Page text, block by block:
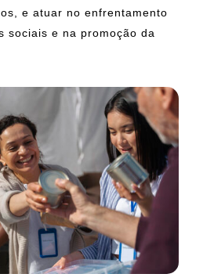
e atuar no enfrentamento
sociais e na promoção da